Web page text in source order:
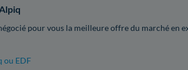
pour vous la meilleure offre du marché en
ou EDF